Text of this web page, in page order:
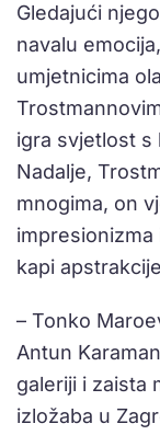
Gledajući
navalu
umjetnicima
igra svjetlost s
Nadalje,
mnogima, on
kapi
– Tonko
Antun
galeriji i zaista
izložaba u